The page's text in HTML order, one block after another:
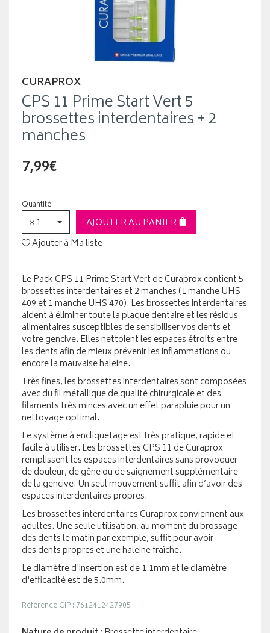
CURAPROX
CPS 11 Prime Start Vert 5
brossettes interdentaires + 2
manches
7,99€
Quantité
× 1
AJOUTER AU PANIER
Ajouter à Ma liste
Le Pack CPS 11 Prime Start Vert de Curaprox contient 5
brossettes interdentaires et 2 manches (1 manche UHS
409 et 1 manche UHS 470). Les brossettes interdentaires
aident à éliminer toute la plaque dentaire et les résidus
alimentaires susceptibles de sensibiliser vos dents et
votre gencive. Elles nettoient les espaces étroits entre
les dents afin de mieux prévenir les inflammations ou
encore la mauvaise haleine.
Très fines, les brossettes interdentaires sont composées
avec du fil métallique de qualité chirurgicale et des
filaments très minces avec un effet parapluie pour un
nettoyage optimal.
Le système à encliquetage est très pratique, rapide et
facile à utiliser. Les brossettes CPS 11 de Curaprox
remplissent les espaces interdentaires sans provoquer
de douleur, de gêne ou de saignement supplémentaire
de la gencive. Un seul mouvement suffit afin d’avoir des
espaces interdentaires propres.
Les brossettes interdentaires Curaprox conviennent aux
adultes. Une seule utilisation, au moment du brossage
des dents le matin par exemple, suffit pour avoir
des dents propres et une haleine fraîche.
Le diamètre d'insertion est de 1.1mm et le diamètre
d'efficacité est de 5.0mm.
Référence CIP : 7612412427905